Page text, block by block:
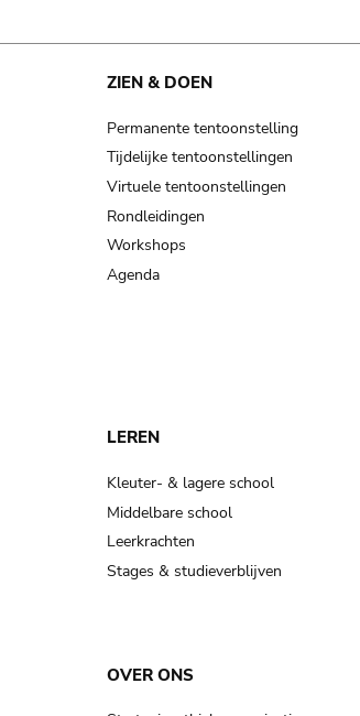
ZIEN & DOEN
Permanente tentoonstelling
Tijdelijke tentoonstellingen
Virtuele tentoonstellingen
Rondleidingen
Workshops
Agenda
LEREN
Kleuter- & lagere school
Middelbare school
Leerkrachten
Stages & studieverblijven
OVER ONS